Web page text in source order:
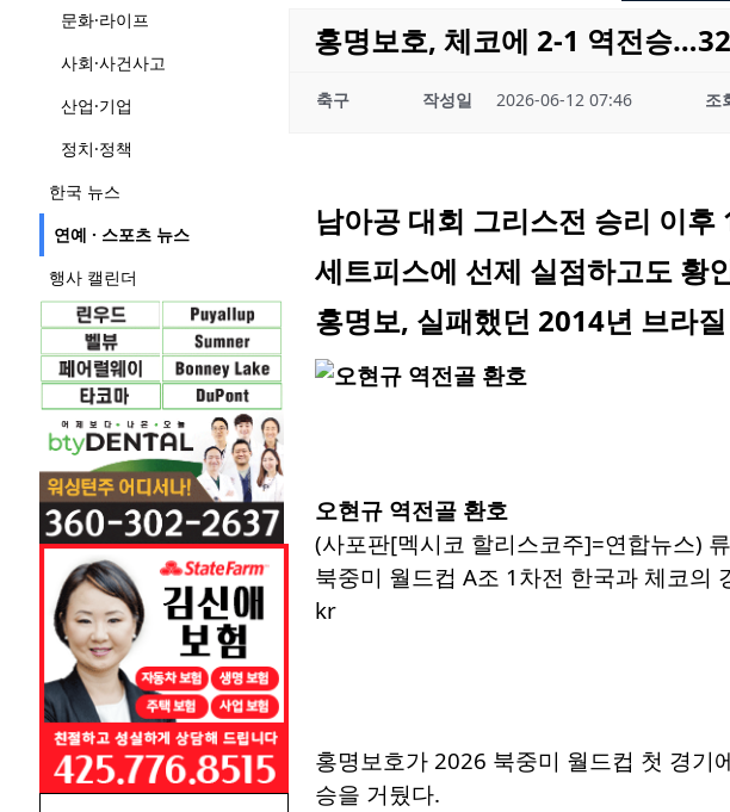
문화·라이프
사회·사건사고
산업·기업
정치·정책
한국 뉴스
연예 · 스포츠 뉴스
행사 캘린더
홍명보호, 체코에 2-1 역전승
축구 작성일 2026-06-12 07:46 조
남아공 대회 그리스전 승리 이후
세트피스에 선제 실점하고도 황
홍명보, 실패했던 2014년 브라
오현규 역전골 환호
(사포판[멕시코 할리스코주]=연합뉴스)
북중미 월드컵 A조 1차전 한국과 체코의
kr
홍명보호가 2026 북중미 월드컵 첫 경기
승을 거뒀다.